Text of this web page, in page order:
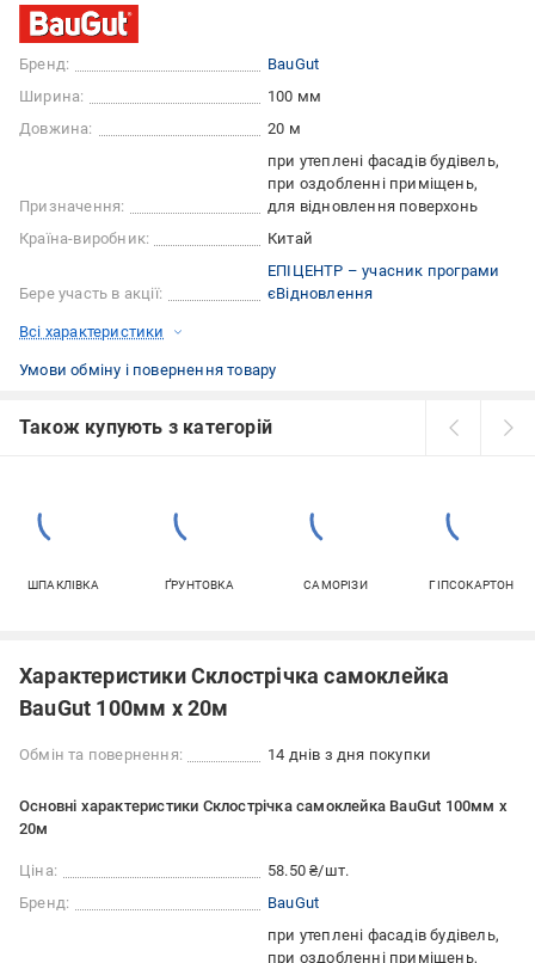
Бренд:
BauGut
Ширина:
100 мм
Довжина:
20 м
Призначення:
при утеплені фасадів будівель
при оздобленні приміщень
для відновлення поверхонь
Країна-виробник:
Китай
Бере участь в акції:
ЕПІЦЕНТР – учасник програми
єВідновлення
Всі характеристики
Умови обміну і повернення товару
Також купують з категорій
ШПАКЛІВКА ҐРУНТОВКА САМОРІЗИ ГІПСОКАРТОН
Характеристики Склострічка самоклейка
BauGut 100мм х 20м
Обмін та повернення: 14 днів з дня покупки
Основні характеристики Склострічка самоклейка BauGut 100мм х
20м
Ціна:
58.50 ₴/шт.
Бренд:
BauGut
при утеплені фасадів будівель
при оздобленні приміщень